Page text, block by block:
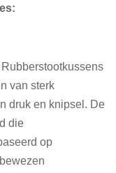
van sterk
druk en knipsel. De
die
op